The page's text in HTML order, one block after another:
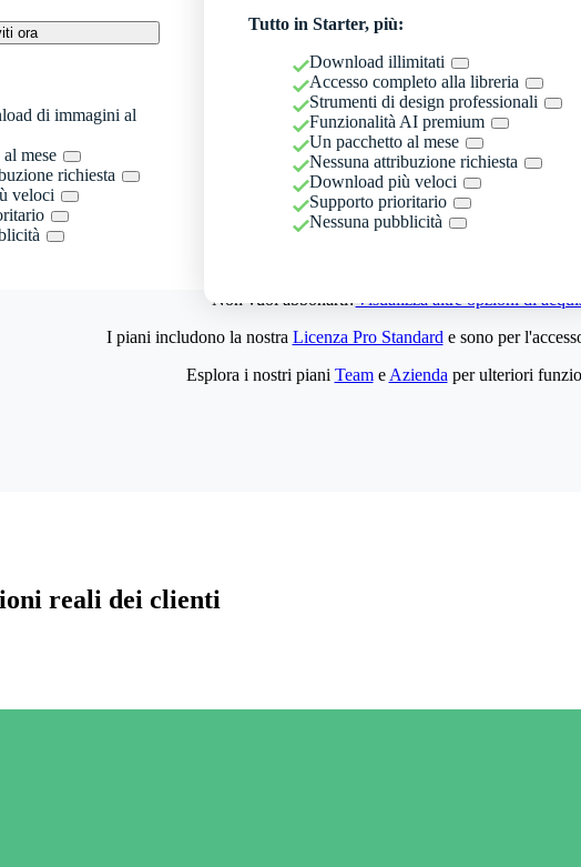
ora
di immagini al
mese
richiesta
veloci
Tutto in Starter, più:
Download illimitati
Accesso completo alla libreria
Strumenti di design professionali
Funzionalità AI premium
Un pacchetto al mese
Nessuna attribuzione richiesta
Download più veloci
Supporto prioritario
Nessuna pubblicità
Non vuoi abbonarti?Visualizza altre opzioni di
I piani includono la nostra Licenza Pro Standard e sono per
Esplora i nostri piani Teame Azienda per ulteriori
reali dei clienti